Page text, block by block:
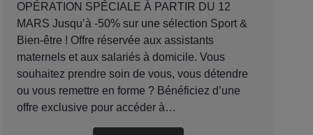
OPÉRATION SPÉCIALE À PARTIR DU 12
MARS Jusqu’à -50% sur une sélection Sport &
Bien-être ! Offre réservée aux assistants
maternels et aux salariés à domicile. Vous
souhaitez prendre soin de vous, vous détendre
ou vous remettre en forme ? Bénéficiez d’une
offre exclusive pour accéder à…